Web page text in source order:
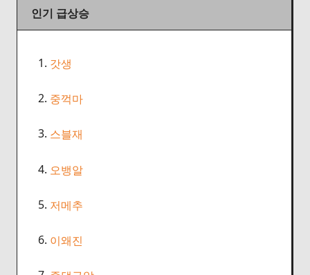
인기 급상승
1. 갓생
2. 중꺽마
3. 스블재
4. 오뱅알
5. 저메추
6. 이왜진